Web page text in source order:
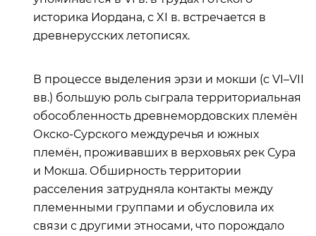
историка Иордана, с XI в. встречается в
древнерусских летописях.
В процессе выделения эрзи и мокши (с VI–VII
вв.) большую роль сыграла территориальная
обособленность древнемордовских племён
Окско-Сурского междуречья и южных
племён, проживавших в верховьях рек Сура
и Мокша. Обширность территории
расселения затрудняла контакты между
племенными группами и обусловила их
связи с другими этносами, что порождало